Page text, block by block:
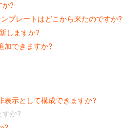
か?
プレートはどこから来たのですか?
しますか?
加できますか?
表示として構成できますか?
すか?